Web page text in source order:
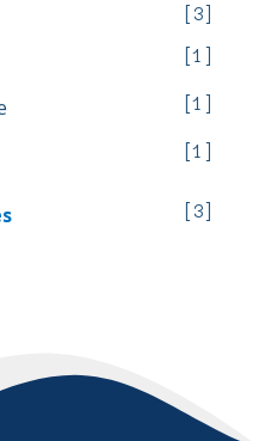
3
1
1
1
3